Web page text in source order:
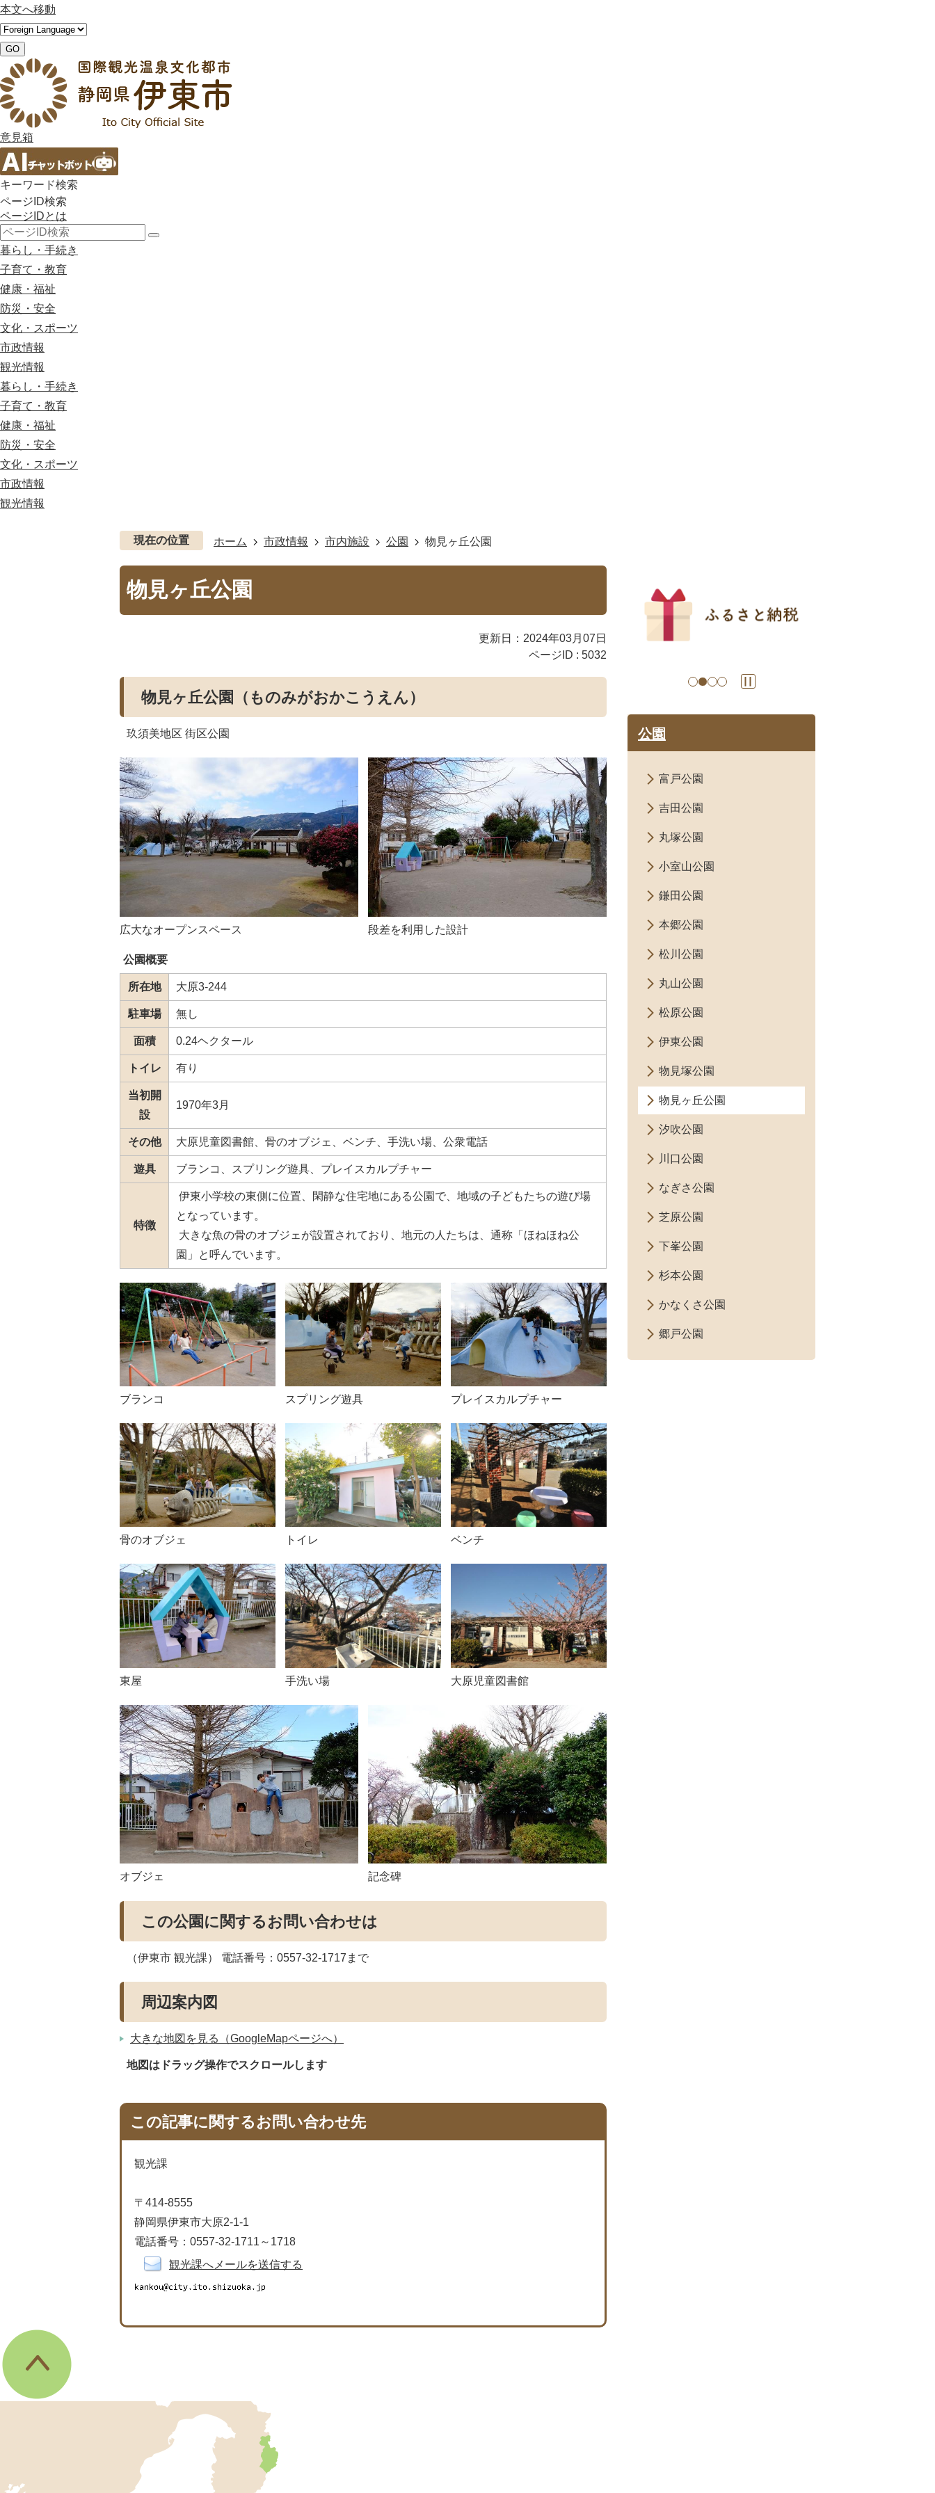
本文へ移動
GO
意見箱
キーワード検索
ページID検索
ページIDとは
暮らし・手続き
子育て・教育
健康・福祉
防災・安全
文化・スポーツ
市政情報
観光情報
暮らし・手続き
子育て・教育
健康・福祉
防災・安全
文化・スポーツ
市政情報
観光情報
現在の位置 ホーム 市政情報 市内施設 公園 物見ヶ丘公園
物見ヶ丘公園
更新日：2024年03月07日
ページID : 5032
物見ヶ丘公園（ものみがおかこうえん）
玖須美地区 街区公園
広大なオープンスペース 段差を利用した設計
公園概要
所在地 大原3-244
駐車場 無し
面積 0.24ヘクタール
トイレ 有り
当初開
設
1970年3月
その他 大原児童図書館、骨のオブジェ、ベンチ、手洗い場、公衆電話
遊具 ブランコ、スプリング遊具、プレイスカルプチャー
特徴
伊東小学校の東側に位置、閑静な住宅地にある公園で、地域の子どもたちの遊び場
となっています。
大きな魚の骨のオブジェが設置されており、地元の人たちは、通称「ほねほね公
園」と呼んでいます。
ブランコ スプリング遊具 プレイスカルプチャー
骨のオブジェ トイレ ベンチ
東屋 手洗い場 大原児童図書館
オブジェ 記念碑
この公園に関するお問い合わせは
（伊東市 観光課） 電話番号：0557-32-1717まで
周辺案内図
大きな地図を見る（GoogleMapページへ）
地図はドラッグ操作でスクロールします
この記事に関するお問い合わせ先
観光課
〒414-8555
静岡県伊東市大原2-1-1
電話番号：0557-32-1711～1718
観光課へメールを送信する
ド
公園
富戸公園
吉田公園
丸塚公園
小室山公園
鎌田公園
本郷公園
松川公園
丸山公園
松原公園
伊東公園
物見塚公園
物見ヶ丘公園
汐吹公園
川口公園
なぎさ公園
芝原公園
下峯公園
杉本公園
かなくさ公園
郷戸公園